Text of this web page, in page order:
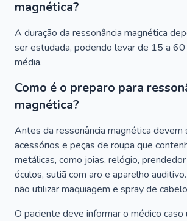
magnética?
A duração da ressonância magnética
ser estudada, podendo levar de 15 a
média.
Como é o preparo para
magnética?
Antes da ressonância magnética devem
acessórios e peças de roupa que
metálicas, como joias, relógio,
óculos, sutiã com aro e aparelho
não utilizar maquiagem e spray de
O paciente deve informar o médico caso